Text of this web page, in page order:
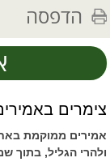
הדפסה
צימרים
אמירים ממוקמת
ולהרי הגליל, בתוך